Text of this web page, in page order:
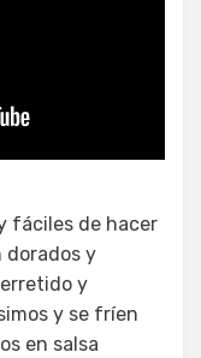
fáciles de hacer
dorados y
y
y se fríen
en salsa